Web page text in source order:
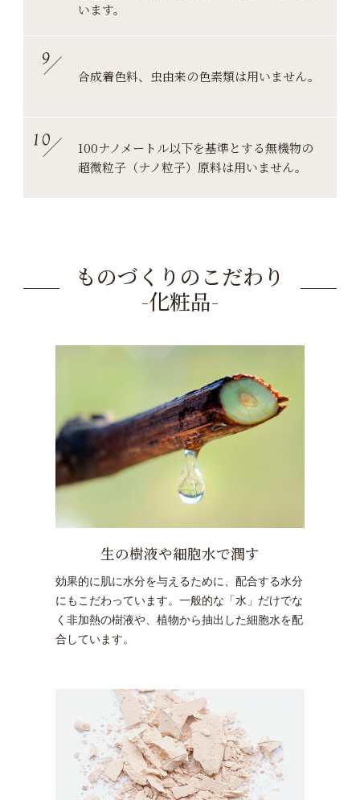
います。
合成着色料、虫由来の色素類は用いません。
100ナノメートル以下を基準とする無機物の
超微粒子（ナノ粒子）原料は用いません。
ものづくりのこだわり
-化粧品-
生の樹液や細胞水で潤す
効果的に肌に水分を与えるために、配合する水分
にもこだわっています。一般的な「水」だけでな
く非加熱の樹液や、植物から抽出した細胞水を配
合しています。